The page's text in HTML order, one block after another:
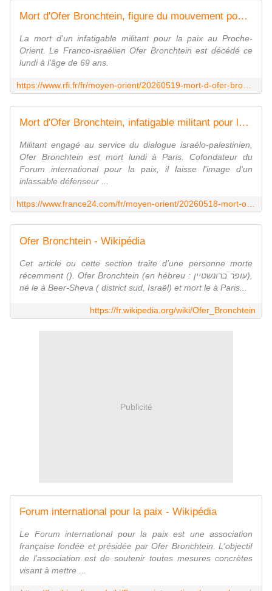
Mort d'Ofer Bronchtein, figure du mouvement pour la paix entre Israël et Palestine
La mort d'un infatigable militant pour la paix au Proche-
Orient. Le Franco-israélien Ofer Bronchtein est décédé ce
lundi à l'âge de 69 ans.
Mort d'Ofer Bronchtein, infatigable militant pour la paix entre Israéliens et Palestiniens
Militant engagé au service du dialogue israélo-palestinien,
Ofer Bronchtein est mort lundi à Paris. Cofondateur du
Forum international pour la paix, il laisse l'image d'un
inlassable défenseur ...
Ofer Bronchtein - Wikipédia
Cet article ou cette section traite d'une personne morte
récemment (). Ofer Bronchtein (en hébreu : עופר ברונשטיין),
né le à Beer-Sheva ( district sud, Israël) et mort le à Paris...
https://fr.wikipedia.org/wiki/Ofer_Bronchtein
Publicité
Forum international pour la paix - Wikipédia
Le Forum international pour la paix est une association
française fondée et présidée par Ofer Bronchtein. L'objectif
de l'association est de soutenir toutes mesures concrètes
visant à mettre ...